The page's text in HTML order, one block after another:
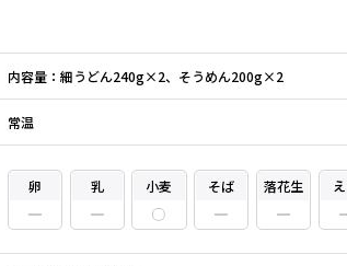
内容量：細うどん240g×2、そうめん200g×2
常温
卵
乳 小麦 そば 落花生